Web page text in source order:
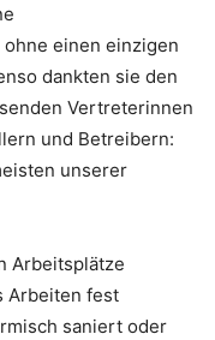
einen einzigen
dankten sie den
Vertreterinnen
und Betreibern:
unserer
Arbeitsplätze
Arbeiten fest
saniert oder